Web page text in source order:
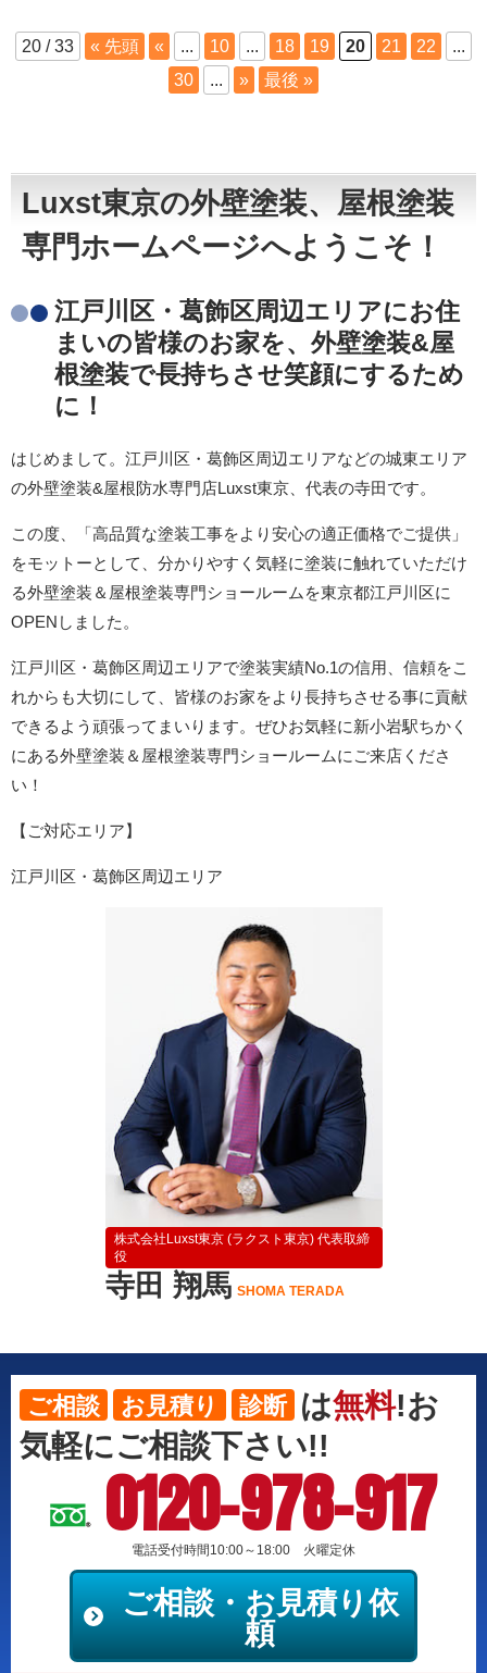
20 / 33 « 先頭 « ... 10 ... 18 19 20 21 22
...
30
... » 最後 »
Luxst東京の外壁塗装、屋根塗装
専門ホームページへようこそ！
江戸川区・葛飾区周辺エリアにお住
まいの皆様のお家を、外壁塗装&屋
根塗装で長持ちさせ笑顔にするため
に！
はじめまして。江戸川区・葛飾区周辺エリアなどの城東エリア
の外壁塗装&屋根防水専門店Luxst東京、代表の寺田です。
この度、「高品質な塗装工事をより安心の適正価格でご提供」
をモットーとして、分かりやすく気軽に塗装に触れていただけ
る外壁塗装＆屋根塗装専門ショールームを東京都江戸川区に
OPENしました。
江戸川区・葛飾区周辺エリアで塗装実績No.1の信用、信頼をこ
れからも大切にして、皆様のお家をより長持ちさせる事に貢献
できるよう頑張ってまいります。ぜひお気軽に新小岩駅ちかく
にある外壁塗装＆屋根塗装専門ショールームにご来店くださ
い！
【ご対応エリア】
江戸川区・葛飾区周辺エリア
株式会社Luxst東京 (ラクスト東京) 代表取締
役
寺田 翔馬 SHOMA TERADA
ご相談 お見積り 診断 は無料!お
気軽にご相談下さい!!
0120-978-917
電話受付時間10:00～18:00 火曜定休
ご相談・お見積り依
頼